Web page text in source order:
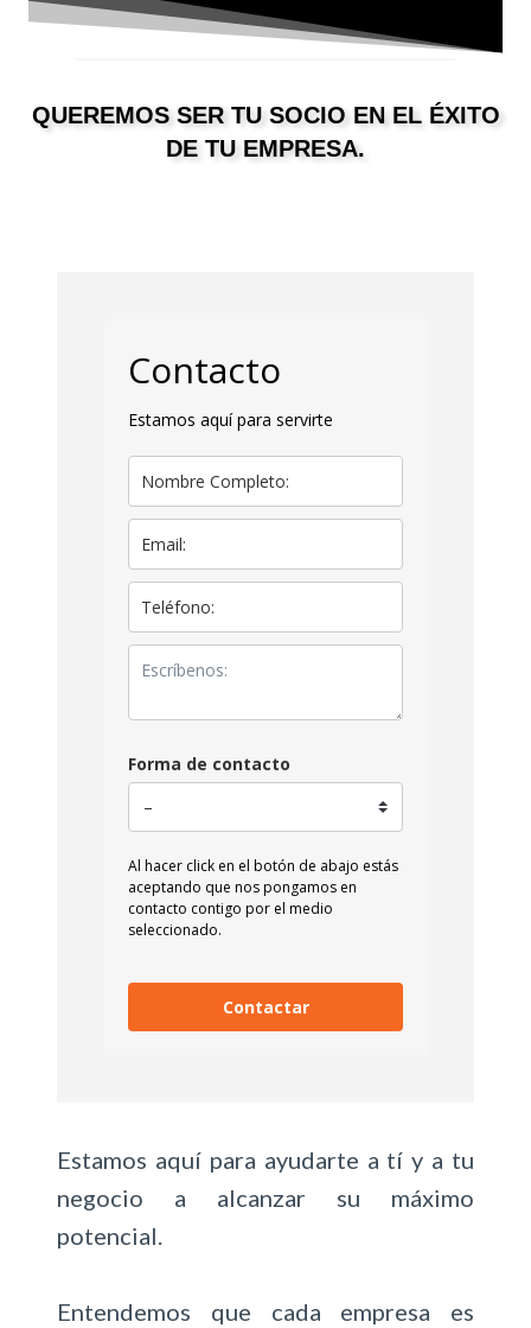
QUEREMOS SER TU SOCIO EN EL ÉXITO
DE TU EMPRESA.
Contacto
Estamos aquí para servirte
Forma de contacto
Al hacer click en el botón de abajo estás
aceptando que nos pongamos en
contacto contigo por el medio
seleccionado.
Contactar
Estamos aquí para ayudarte a tí y a tu
negocio a alcanzar su máximo
potencial.
Entendemos que cada empresa es